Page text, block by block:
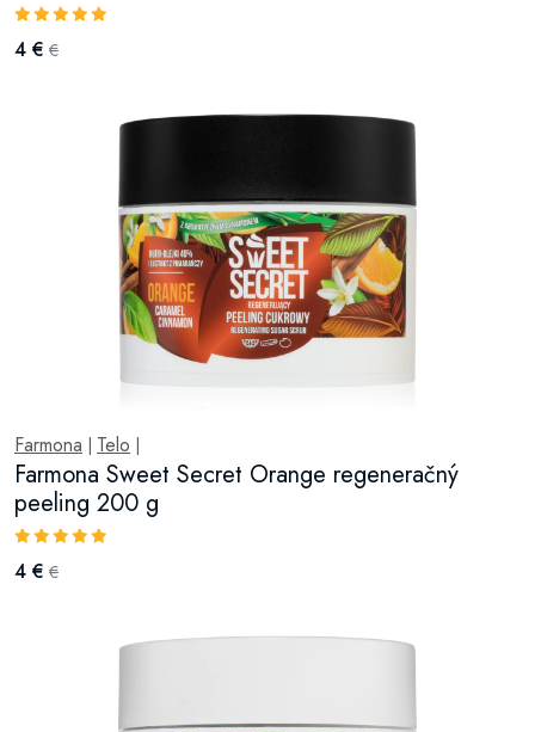
4 € €
Farmona Telo
Farmona Sweet Secret Orange regeneračný
peeling 200 g
4 € €